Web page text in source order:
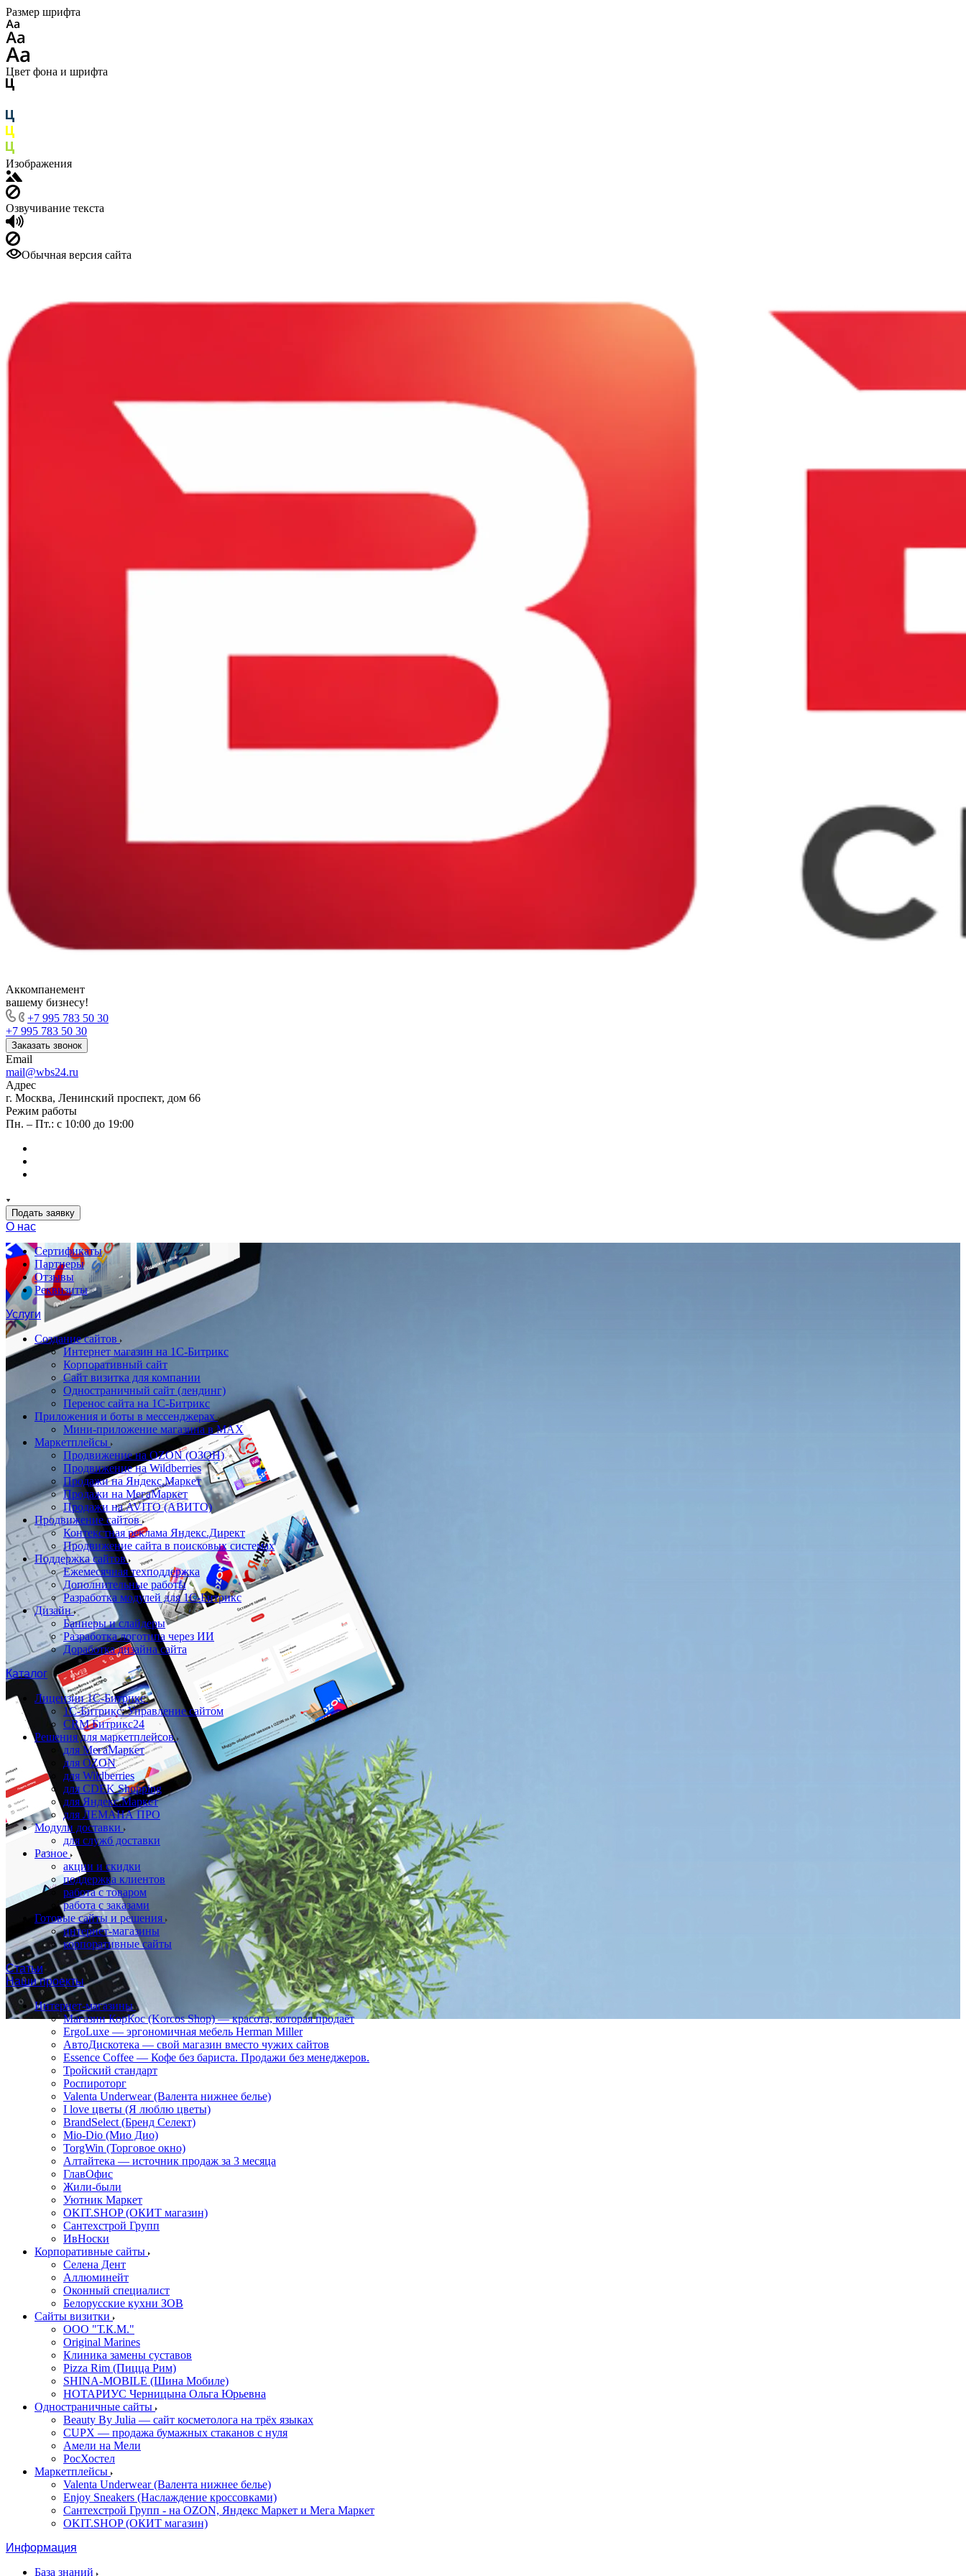
Размер шрифта
Цвет фона и шрифта
Изображения
Озвучивание текста
Обычная версия сайта
Аккомпанемент
вашему бизнесу!
+7 995 783 50 30
+7 995 783 50 30
Заказать звонок
Email
mail@wbs24.ru
Адрес
г. Москва, Ленинский проспект, дом 66
Режим работы
Пн. – Пт.: с 10:00 до 19:00
Подать заявку
О нас
Сертификаты
Партнеры
Отзывы
Реквизиты
Услуги
Создание сайтов
Интернет магазин на 1С-Битрикс
Корпоративный сайт
Сайт визитка для компании
Одностраничный сайт (лендинг)
Перенос сайта на 1С-Битрикс
Приложения и боты в мессенджерах
Мини-приложение магазина в MAX
Маркетплейсы
Продвижение на OZON (ОЗОН)
Продвижение на Wildberries
Продажи на Яндекс.Маркет
Продажи на МегаМаркет
Продажи на AVITO (АВИТО)
Продвижение сайтов
Контекстная реклама Яндекс.Директ
Продвижение сайта в поисковых системах
Поддержка сайтов
Ежемесячная техподдержка
Дополнительные работы
Разработка модулей для 1С-Битрикс
Дизайн
Баннеры и слайдеры
Разработка логотипа через ИИ
Доработка дизайна сайта
Каталог
Лицензии 1С-Битрикс
1С-Битрикс: Управление сайтом
CRM Битрикс24
Решения для маркетплейсов
для МегаМаркет
для OZON
для Wildberries
для CDEK Shopping
для Яндекс.Маркет
для ЛЕМАНА ПРО
Модули доставки
для служб доставки
Разное
акции и скидки
поддержка клиентов
работа с товаром
работа с заказами
Готовые сайты и решения
интернет-магазины
корпоративные сайты
Статьи
Наши проекты
Интернет-магазины
Магазин КорКос (Korcos Shop) — красота, которая продаёт
ErgoLuxe — эргономичная мебель Herman Miller
АвтоДискотека — свой магазин вместо чужих сайтов
Essence Coffee — Кофе без бариста. Продажи без менеджеров.
Тройский стандарт
Роспироторг
Valenta Underwear (Валента нижнее белье)
I love цветы (Я люблю цветы)
BrandSelect (Бренд Селект)
Mio-Dio (Мио Дио)
TorgWin (Торговое окно)
Алтайтека — источник продаж за 3 месяца
ГлавОфис
Жили-были
Уютник Маркет
OKIT.SHOP (ОКИТ магазин)
Сантехстрой Групп
ИвНоски
Корпоративные сайты
Селена Дент
Аллюминейт
Оконный специалист
Белорусские кухни ЗОВ
Сайты визитки
ООО "Т.К.М."
Original Marines
Клиника замены суставов
Pizza Rim (Пицца Рим)
SHINA-MOBILE (Шина Мобиле)
НОТАРИУС Черницына Ольга Юрьевна
Одностраничные сайты
Beauty By Julia — сайт косметолога на трёх языках
CUPX — продажа бумажных стаканов с нуля
Амели на Мели
РосХостел
Маркетплейсы
Valenta Underwear (Валента нижнее белье)
Enjoy Sneakers (Наслаждение кроссовками)
Сантехcтрой Групп - на OZON, Яндекс Маркет и Мега Маркет
OKIT.SHOP (ОКИТ магазин)
Информация
База знаний